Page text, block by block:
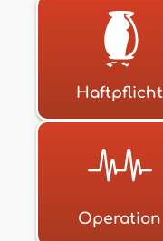
Haftpflicht
Operation